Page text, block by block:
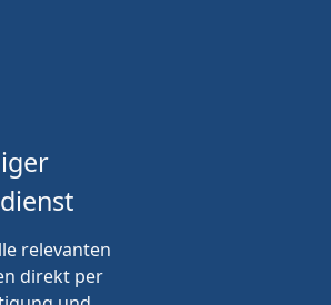
relevanten
direkt per